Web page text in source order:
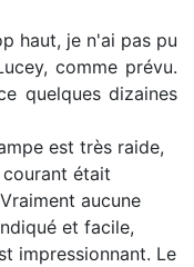
haut, je n'ai pas pu
comme prévu.
quelques dizaines
est très raide,
était
aucune
et facile,
impressionnant. Le